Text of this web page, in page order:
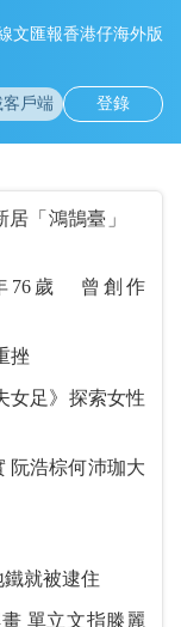
文匯報香港仔海外版
客戶端 登錄
居「鴻鵠臺」
76歲 曾創作
挫
就被逮住
麗